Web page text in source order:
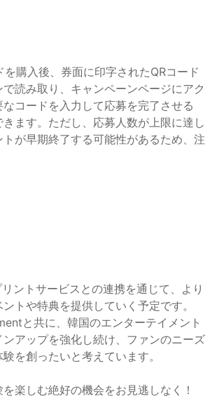
を購入後、券面に印字されたQRコード
読み取り、キャンペーンページにアク
コードを入力して応募を完了させる
きます。ただし、応募人数が上限に達し
が早期終了する可能性があるため、注
ントサービスとの連携を通じて、より
トや特典を提供していく予定です。
と共に、韓国のエンターテイメント
ンアップを強化し続け、ファンのニーズ
を創ったいと考えています。
楽しむ絶好の機会をお見逃しなく！